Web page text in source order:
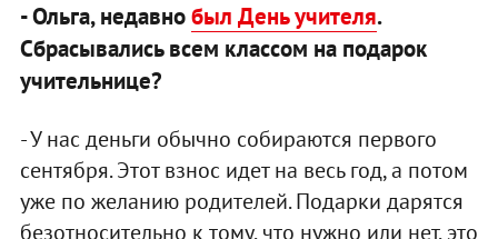
- Ольга, недавнобыл День учителя.
Сбрасывались всем классом на подарок
учительнице?
- У нас деньги обычно собираются первого
сентября. Этот взнос идет на весь год, а потом
уже по желанию родителей. Подарки дарятся
безотносительно к тому, что нужно или нет, это